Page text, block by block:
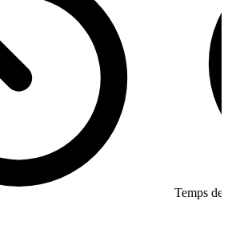
Temps de